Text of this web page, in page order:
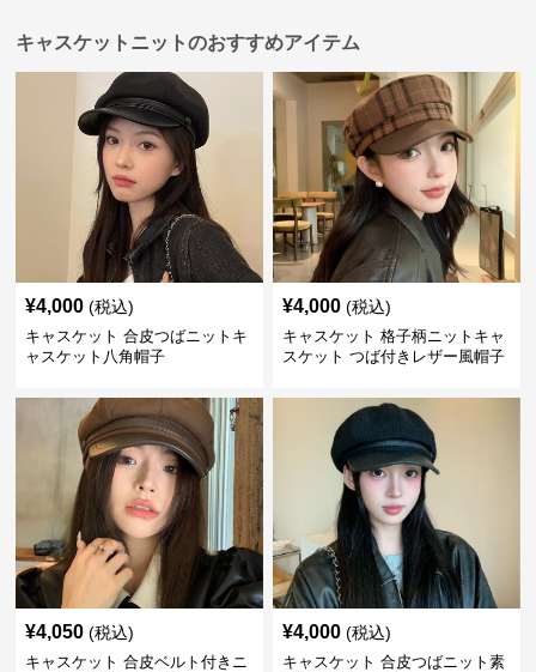
キャスケットニットのおすすめアイテム
¥4,000 (税込)
キャスケット 合皮つばニットキ
ャスケット八角帽子
¥4,000 (税込)
キャスケット 格子柄ニットキャ
スケット つば付きレザー風帽子
¥4,050 (税込)
キャスケット 合皮ベルト付きニ
¥4,000 (税込)
キャスケット 合皮つばニット素